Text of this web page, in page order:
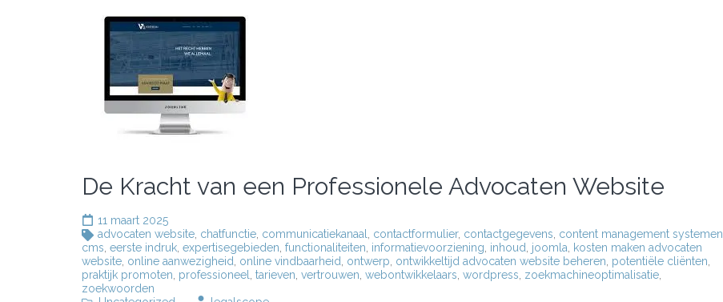
De Kracht van een Professionele Advocaten Website
11 maart 2025
advocaten website chatfunctie communicatiekanaal contactformulier, contactgegevens content management systemen
cms eerste indruk expertisegebieden functionaliteiten informatievoorziening inhoud joomla
kosten maken advocaten
website online aanwezigheid online vindbaarheid ontwerp ontwikkeltijd advocaten website beheren potentiële cliënten
praktijk promoten professioneel tarieven vertrouwen webontwikkelaars wordpress zoekmachineoptimalisatie
zoekwoorden